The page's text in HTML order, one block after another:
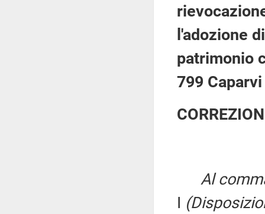
l'adozione
patrimonio
799
Al
I